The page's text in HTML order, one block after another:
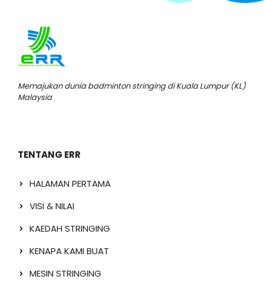
Memajukan dunia badminton stringing di Kuala Lumpur (KL)
Malaysia
TENTANG ERR
HALAMAN PERTAMA
VISI & NILAI
KAEDAH STRINGING
KENAPA KAMI BUAT
MESIN STRINGING